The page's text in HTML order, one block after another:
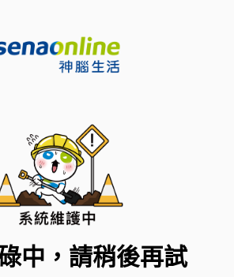
中，請稍後再試